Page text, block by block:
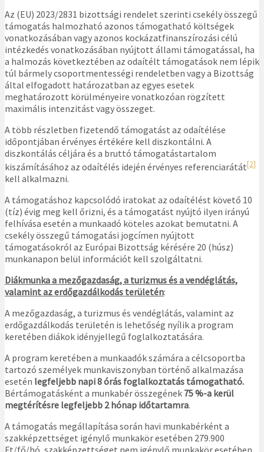
Az (EU) 2023/2831 bizottsági rendelet szerinti csekély összegű
támogatás halmozható azonos támogatható költségek
vonatkozásában vagy azonos kockázatfinanszírozási célú
intézkedés vonatkozásában nyújtott állami támogatással, ha
a halmozás következtében az odaítélt támogatások nem lépik
túl bármely csoportmentességi rendeletben vagy a Bizottság
által elfogadott határozatban az egyes esetek
meghatározott körülményeire vonatkozóan rögzített
maximális intenzitást vagy összeget.
A több részletben fizetendő támogatást az odaítélése
időpontjában érvényes értékére kell diszkontálni. A
diszkontálás céljára és a bruttó támogatástartalom
kiszámításához az odaítélés idején érvényes referenciarátát[2]
kell alkalmazni.
A támogatáshoz kapcsolódó iratokat az odaítélést követő 10
(tíz) évig meg kell őrizni, és a támogatást nyújtó ilyen irányú
felhívása esetén a munkaadó köteles azokat bemutatni. A
csekély összegű támogatási jogcímen nyújtott
támogatásokról az Európai Bizottság kérésére 20 (húsz)
munkanapon belül információt kell szolgáltatni.
Diákmunka a mezőgazdaság, a turizmus és a vendéglátás,
valamint az erdőgazdálkodás területén:
A mezőgazdaság, a turizmus és vendéglátás, valamint az
erdőgazdálkodás területén is lehetőség nyílik a program
keretében diákok idényjellegű foglalkoztatására.
A program keretében a munkaadók számára a célcsoportba
tartozó személyek munkaviszonyban történő alkalmazása
esetén legfeljebb napi 8 órás foglalkoztatás támogatható.
Bértámogatásként a munkabér összegének 75 %-a kerül
megtérítésre legfeljebb 2 hónap időtartamra.
A támogatás megállapítása során havi munkabérként a
szakképzettséget igénylő munkakör esetében 279.900